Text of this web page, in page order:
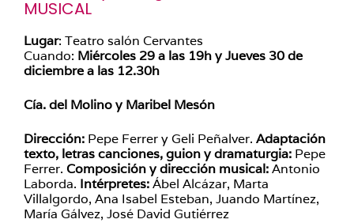
MUSICAL
Lugar: Teatro salón Cervantes
Cuando: Miércoles 29 a las 19h y Jueves 30 de
diciembre a las 12.30h
Cía. del Molino y Maribel Mesón
Dirección: Pepe Ferrer y Geli Peñalver. Adaptación
texto, letras canciones, guion y dramaturgia: Pepe
Ferrer. Composición y dirección musical:Antonio
Laborda. Intérpretes:Ábel Alcázar, Marta
Villalgordo, Ana Isabel Esteban, Juando Martínez,
María Gálvez, José David Gutiérrez